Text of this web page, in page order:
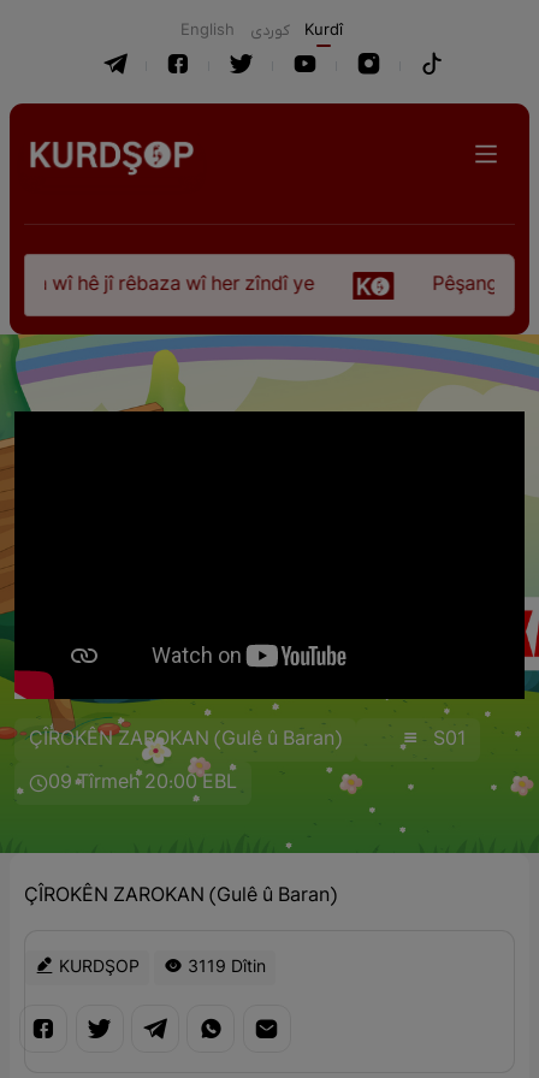
English كوردی Kurdî
wî hê jî rêbaza wî her zîndî ye Pêşangeha
ÇÎROKÊN ZAROKAN (Gulê û Baran)
S01
09 Tîrmeh 20:00 EBL
ÇÎROKÊN ZAROKAN (Gulê û Baran)
KURDŞOP 3119 Dîtin